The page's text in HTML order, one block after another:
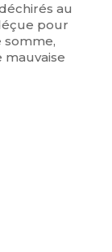
au
pour
somme,